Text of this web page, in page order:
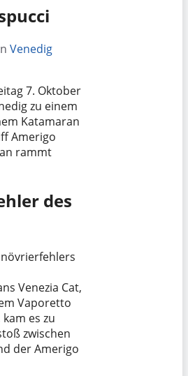
Venedig
7. Oktober
zu einem
Katamaran
Amerigo
rammt
des
Venezia Cat,
Vaporetto
es zu
zwischen
der Amerigo